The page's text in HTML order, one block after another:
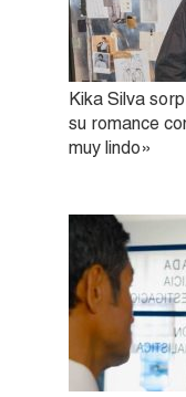
Kika Silva
su romance
muy lindo»